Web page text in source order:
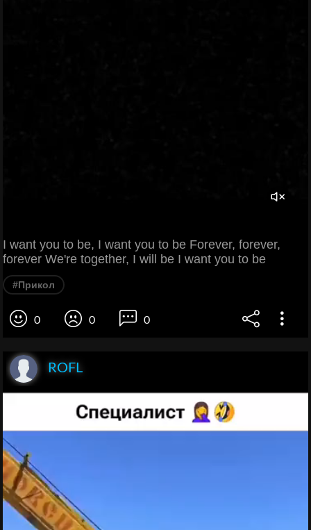
I want you to be, I want you to be Forever, forever,
forever We're together, I will be I want you to be
#Прикол
0 0 0
ROFL